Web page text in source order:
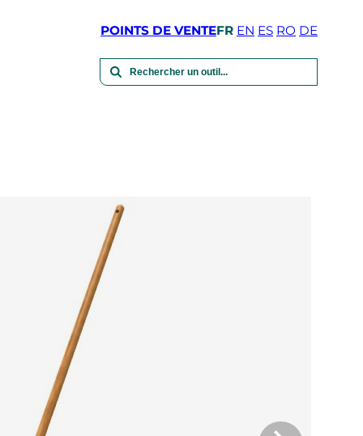
POINTS DE VENTEFR EN ES RO DE